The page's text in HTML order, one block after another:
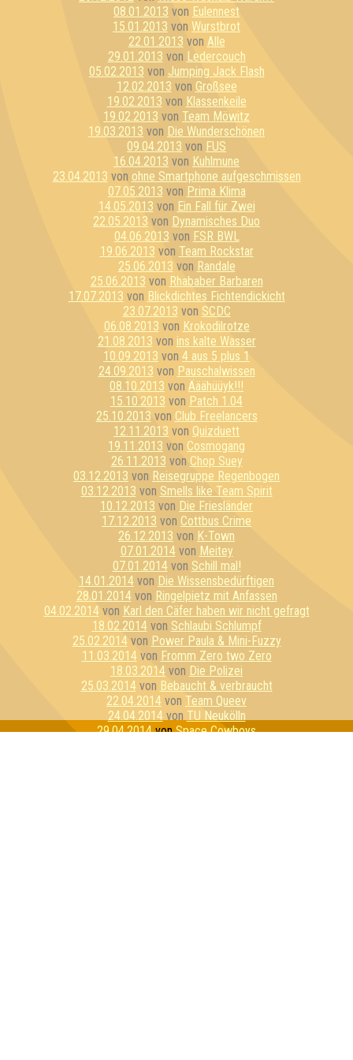
08.01.2013 von Eulennest
15.01.2013 von Wurstbrot
22.01.2013 von Alle
29.01.2013 von Ledercouch
05.02.2013 von Jumping Jack Flash
12.02.2013 von Großsee
19.02.2013 von Klassenkeile
19.02.2013 von Team Möwitz
19.03.2013 von Die Wunderschönen
09.04.2013 von FUS
16.04.2013 von Kuhlmune
23.04.2013 von ohne Smartphone aufgeschmissen
07.05.2013 von Prima Klima
14.05.2013 von Ein Fall für Zwei
22.05.2013 von Dynamisches Duo
04.06.2013 von FSR BWL
19.06.2013 von Team Rockstar
25.06.2013 von Randale
25.06.2013 von Rhababer Barbaren
17.07.2013 von Blickdichtes Fichtendickicht
23.07.2013 von SCDC
06.08.2013 von Krokodilrotze
21.08.2013 von ins kalte Wasser
10.09.2013 von 4 aus 5 plus 1
24.09.2013 von Pauschalwissen
08.10.2013 von Ääähüüyk!!!
15.10.2013 von Patch 1.04
25.10.2013 von Club Freelancers
12.11.2013 von Quizduett
19.11.2013 von Cosmogang
26.11.2013 von Chop Suey
03.12.2013 von Reisegruppe Regenbogen
03.12.2013 von Smells like Team Spirit
10.12.2013 von Die Friesländer
17.12.2013 von Cottbus Crime
26.12.2013 von K-Town
07.01.2014von Meitey
07.01.2014von Schill mal!
14.01.2014 von Die Wissensbedürftigen
28.01.2014von Ringelpietz mit Anfassen
04.02.2014von Karl den Cäfer haben wir nicht gefragt
18.02.2014von Schlaubi Schlumpf
25.02.2014von Power Paula & Mini-Fuzzy
11.03.2014von Fromm Zero two Zero
18.03.2014 von Die Polizei
25.03.2014von Bebaucht & verbraucht
22.04.2014 von Team Queev
24.04.2014von TU Neukölln
29.04.2014vonSpace Cowboys